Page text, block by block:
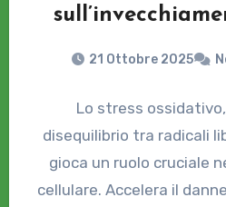
21 Ottobre 2025
Lo stress
disequilibrio tra radicali
gioca un ruolo cruciale
cellulare. Accelera il